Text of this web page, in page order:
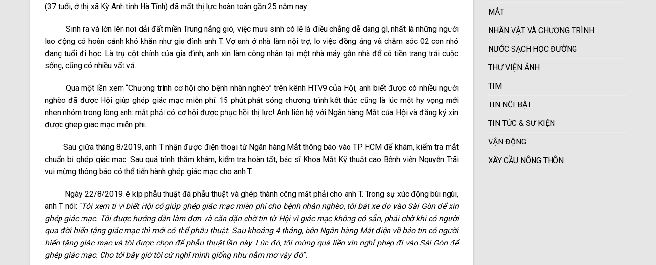
(37 tuổi, ở thị xã Kỳ Anh tỉnh Hà Tĩnh) đã mất thị lực hoàn toàn gần 25 năm nay.
Sinh ra và lớn lên nơi dải đất miền Trung nắng gió, việc mưu sinh có lẽ là điều chẳng dễ dàng gì, nhất là những người
lao động có hoàn cảnh khó khăn như gia đình anh T. Vợ anh ở nhà làm nội trợ, lo việc đồng áng và chăm sóc 02 con nhỏ
đang tuổi đi học. Là trụ cột chính của gia đình, anh xin làm công nhân tại một nhà máy gần nhà để có tiền trang trải cuộc
sống, cũng có nhiều vất vả.
Qua một lần xem “Chương trình cơ hội cho bệnh nhân nghèo” trên kênh HTV9 của Hội, anh biết được có nhiều người
nghèo đã được Hội giúp ghép giác mạc miễn phí. 15 phút phát sóng chương trình kết thúc cũng là lúc một hy vọng mới
nhen nhóm trong lòng anh: mắt phải có cơ hội được phục hồi thị lực! Anh liên hệ với Ngân hàng Mắt của Hội và đăng ký xin
được ghép giác mạc miễn phí.
Sau giữa tháng 8/2019, anh T nhận được điện thoại từ Ngân hàng Mắt thông báo vào TP HCM để khám, kiểm tra mắt
chuẩn bị ghép giác mạc. Sau quá trình thăm khám, kiểm tra hoàn tất, bác sĩ Khoa Mắt Kỹ thuật cao Bệnh viện Nguyễn Trãi
vui mừng thông báo có thể tiến hành ghép giác mạc cho anh T.
Ngày 22/8/2019, ê kíp phẫu thuật đã phẫu thuật và ghép thành công mắt phải cho anh T. Trong sự xúc động bùi ngùi,
anh T nói: “Tôi xem ti vi biết Hội có giúp ghép giác mạc miễn phí cho bệnh nhân nghèo, tôi bắt xe đò vào Sài Gòn để xin
ghép giác mạc. Tôi được hướng dẫn làm đơn và căn dặn chờ tin từ Hội vì giác mạc không có sẵn, phải chờ khi có người
qua đời hiến tặng giác mạc thì mới có thể phẫu thuật. Sau khoảng 4 tháng, bên Ngân hàng Mắt điện về báo tin có người
hiến tặng giác mạc và tôi được chọn để phẫu thuật lần này. Lúc đó, tôi mừng quá liền xin nghỉ phép đi vào Sài Gòn để
ghép giác mạc. Cho tới bây giờ tôi cứ nghĩ mình giống như nằm mơ vậy đó”.
MẮT
NHÂN VẬT VÀ CHƯƠNG TRÌNH
NƯỚC SẠCH HỌC ĐƯỜNG
THƯ VIỆN ẢNH
TIM
TIN NỔI BẬT
TIN TỨC & SỰ KIỆN
VẬN ĐỘNG
XÂY CẦU NÔNG THÔN